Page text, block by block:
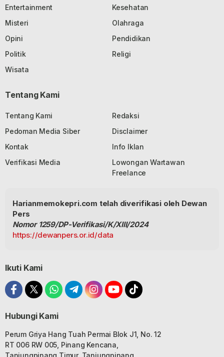
Entertainment
Kesehatan
Misteri
Olahraga
Opini
Pendidikan
Politik
Religi
Wisata
Tentang Kami
Tentang Kami
Redaksi
Pedoman Media Siber
Disclaimer
Kontak
Info Iklan
Verifikasi Media
Lowongan Wartawan
Freelance
Harianmemokepri.com telah diverifikasi oleh Dewan
Pers
Nomor 1259/DP-Verifikasi/K/XIII/2024
https://dewanpers.or.id/data
Ikuti Kami
Hubungi Kami
Perum Griya Hang Tuah Permai Blok J1, No. 12
RT 006 RW 005, Pinang Kencana,
Tanjungpinang Timur, Tanjungpinang,